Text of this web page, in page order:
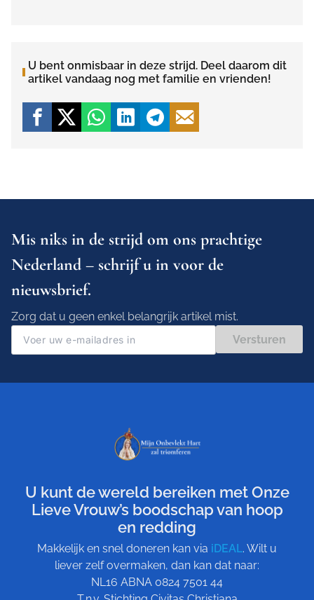
U bent onmisbaar in deze strijd. Deel daarom dit
artikel vandaag nog met familie en vrienden!
Mis niks in de strijd om ons prachtige
Nederland – schrijf u in voor de
nieuwsbrief.
Zorg dat u geen enkel belangrijk artikel mist.
Versturen
U kunt de wereld bereiken met Onze
Lieve Vrouw’s boodschap van hoop
en redding
Makkelijk en snel doneren kan via iDEAL. Wilt u
liever zelf overmaken, dan kan dat naar:
NL16 ABNA 0824 7501 44